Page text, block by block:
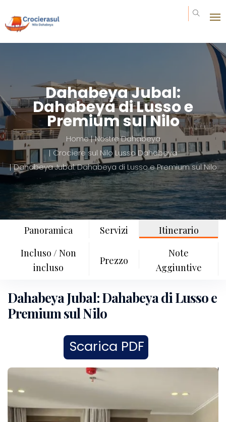
Dahabeya Jubal:
Dahabeya di Lusso e
Premium sul Nilo
Home Nostre Dahabeya
Crociere sul Nilo Lusso Dahabeya
Dahabeya Jubal: Dahabeya di Lusso e Premium sul Nilo
Panoramica Servizi
Itinerario
Incluso / Non
incluso
Prezzo
Note
Aggiuntive
Prezzo da : 0€
Dahabeya Jubal: Dahabeya di Lusso e
Premium sul Nilo
Scarica PDF